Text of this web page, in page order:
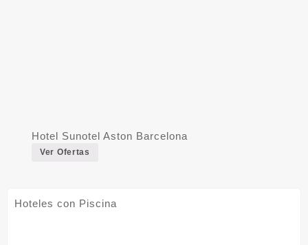
Hotel Sunotel Aston Barcelona
Ver Ofertas
Hoteles con Piscina